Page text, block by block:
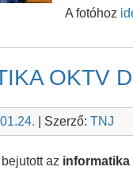
A fotóhoz
OKTV
| Szerző: TNJ
az informatika